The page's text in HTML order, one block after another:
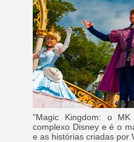
"Magic Kingdom: o
complexo Disney e é o
e as histórias criadas por